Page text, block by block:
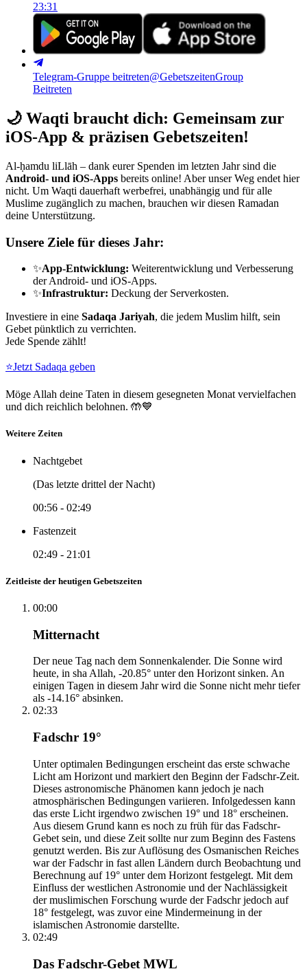
23:31
Telegram-Gruppe beitreten@GebetszeitenGroup
Beitreten
🌙 Waqti braucht dich: Gemeinsam zur
iOS-App & präzisen Gebetszeiten!
Al-ḥamdu liLlāh – dank eurer Spenden im letzten Jahr sind die
Android- und iOS-Apps bereits online! Aber unser Weg endet hier
nicht. Um Waqti dauerhaft werbefrei, unabhängig und für alle
Muslime zugänglich zu machen, brauchen wir diesen Ramadan
deine Unterstützung.
Unsere Ziele für dieses Jahr:
✨App-Entwicklung: Weiterentwicklung und Verbesserung
der Android- und iOS-Apps.
✨Infrastruktur: Deckung der Serverkosten.
Investiere in eine Sadaqa Jariyah, die jedem Muslim hilft, sein
Gebet pünktlich zu verrichten.
Jede Spende zählt!
⭐Jetzt Sadaqa geben
Möge Allah deine Taten in diesem gesegneten Monat vervielfachen
und dich reichlich belohnen. 🤲💙
Weitere Zeiten
Nachtgebet
(Das letzte drittel der Nacht)
00:56 - 02:49
Fastenzeit
02:49 - 21:01
Zeitleiste der heutigen Gebetszeiten
00:00
Mitternacht
Der neue Tag nach dem Sonnenkalender. Die Sonne wird
heute, in sha Allah, -20.85° unter den Horizont sinken. An
einigen Tagen in diesem Jahr wird die Sonne nicht mehr tiefer
als -14.16° absinken.
02:33
Fadschr 19°
Unter optimalen Bedingungen erscheint das erste schwache
Licht am Horizont und markiert den Beginn der Fadschr-Zeit.
Dieses astronomische Phänomen kann jedoch je nach
atmosphärischen Bedingungen variieren. Infolgedessen kann
das erste Licht irgendwo zwischen 19° und 18° erscheinen.
Aus diesem Grund kann es noch zu früh für das Fadschr-
Gebet sein, und diese Zeit sollte nur zum Beginn des Fastens
genutzt werden. Bis zur Auflösung des Osmanischen Reiches
war der Fadschr in fast allen Ländern durch Beobachtung und
Berechnung auf 19° unter dem Horizont festgelegt. Mit dem
Einfluss der westlichen Astronomie und der Nachlässigkeit
der muslimischen Forschung wurde der Fadschr jedoch auf
18° festgelegt, was zuvor eine Mindermeinung in der
islamischen Astronomie darstellte.
02:49
Das Fadschr-Gebet MWL